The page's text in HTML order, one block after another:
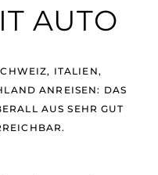
AUTO
ITALIEN,
ANREISEN: DAS
AUS SEHR GUT